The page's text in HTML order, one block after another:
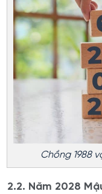
Chồng 1988
2.2. Năm 2028